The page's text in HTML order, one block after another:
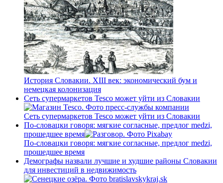
История Словакии. XIII век: экономический бум и
немецкая колонизация
Сеть супермаркетов Tesco может уйти из Словакии
Сеть супермаркетов Tesco может уйти из Словакии
По-словацки говоря: мягкие согласные, предлог medzi,
прошедшее время
По-словацки говоря: мягкие согласные, предлог medzi,
прошедшее время
Демографы назвали лучшие и худшие районы Словакии
для инвестиций в недвижимость